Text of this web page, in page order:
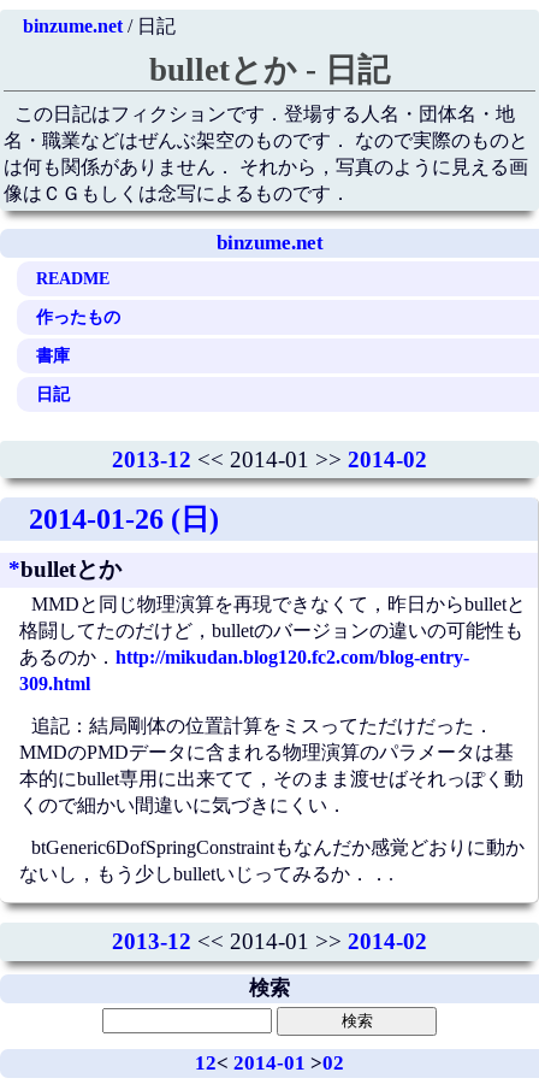
binzume.net/ 日記
bulletとか - 日記
この日記はフィクションです．登場する人名・団体名・地
名・職業などはぜんぶ架空のものです． なので実際のものと
は何も関係がありません． それから，写真のように見える画
像はＣＧもしくは念写によるものです．
binzume.net
README
作ったもの
書庫
日記
2013-12 << 2014-01 >> 2014-02
2014-01-26 (日)
*bulletとか
MMDと同じ物理演算を再現できなくて，昨日からbulletと
格闘してたのだけど，bulletのバージョンの違いの可能性も
あるのか． http://mikudan.blog120.fc2.com/blog-entry-
309.html
追記：結局剛体の位置計算をミスってただけだった．
MMDのPMDデータに含まれる物理演算のパラメータは基
本的にbullet専用に出来てて，そのまま渡せばそれっぽく動
くので細かい間違いに気づきにくい．
btGeneric6DofSpringConstraintもなんだか感覚どおりに動か
ないし，もう少しbulletいじってみるか．．.
2013-12 << 2014-01 >> 2014-02
検索
12< 2014-01 >02